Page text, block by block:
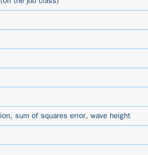
, sum of squares error, wave height